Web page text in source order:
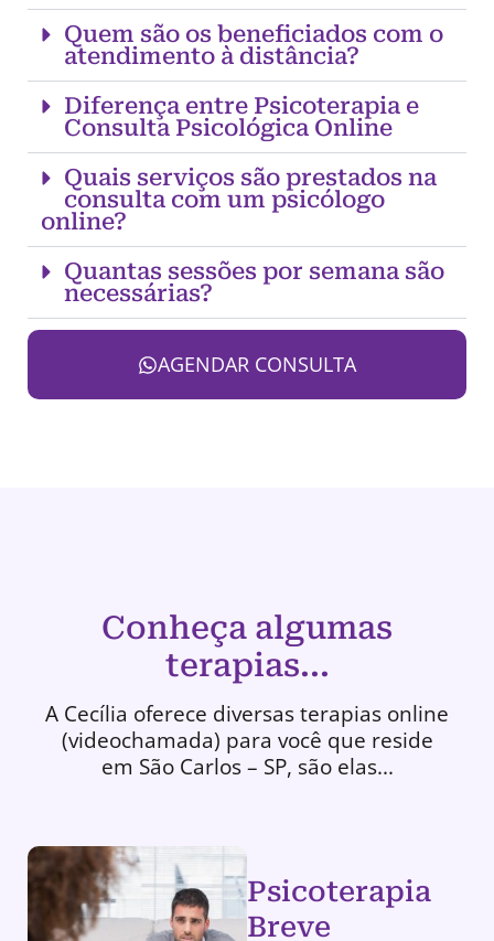
Quem são os beneficiados com o
atendimento à distância?
Diferença entre Psicoterapia e
Consulta Psicológica Online
Quais serviços são prestados na
consulta com um psicólogo
online?
Quantas sessões por semana são
necessárias?
AGENDAR CONSULTA
Conheça algumas
terapias...
A Cecília oferece diversas terapias online
(videochamada) para você que reside
em São Carlos – SP, são elas...
Psicoterapia
Breve